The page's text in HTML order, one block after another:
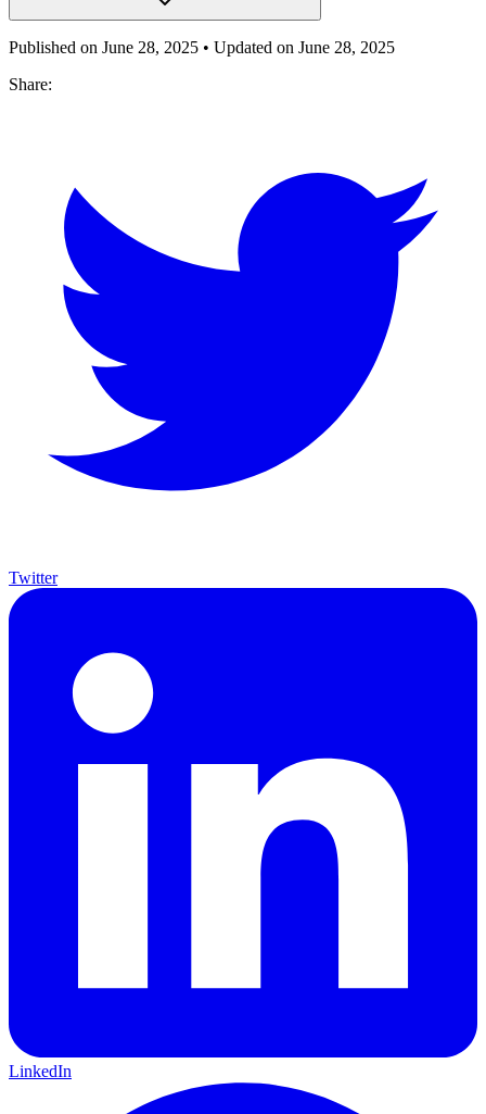
Published on June 28, 2025 • Updated on June 28, 2025
Share:
Twitter
LinkedIn